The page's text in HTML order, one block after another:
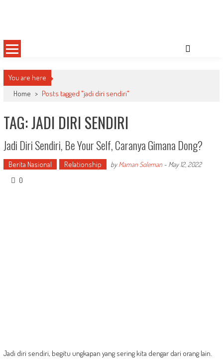
You are here
Home > Posts tagged "jadi diri sendiri"
TAG: JADI DIRI SENDIRI
Jadi Diri Sendiri, Be Your Self, Caranya Gimana Dong?
Berita Nasional Relationship byMaman Soleman- May 12, 2022
0
Jadi diri sendiri, begitu ungkapan yang sering kita dengar dari orang lain.